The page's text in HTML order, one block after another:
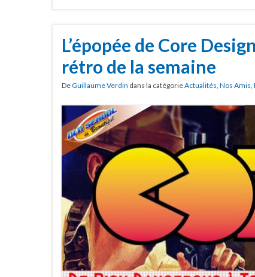
L’épopée de Core
rétro de la semaine
DeGuillaume Verdin dans la catégorieActualités, Nos Amis,